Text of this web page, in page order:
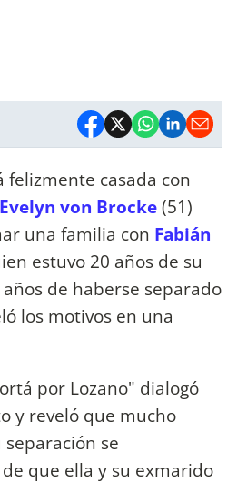
felizmente casada con
Evelyn von Brocke(51)
una familia con Fabián
estuvo 20 años de su
de haberse separado
los motivos en una
por Lozano" dialogó
y reveló que mucho
se
que ella y su exmarido